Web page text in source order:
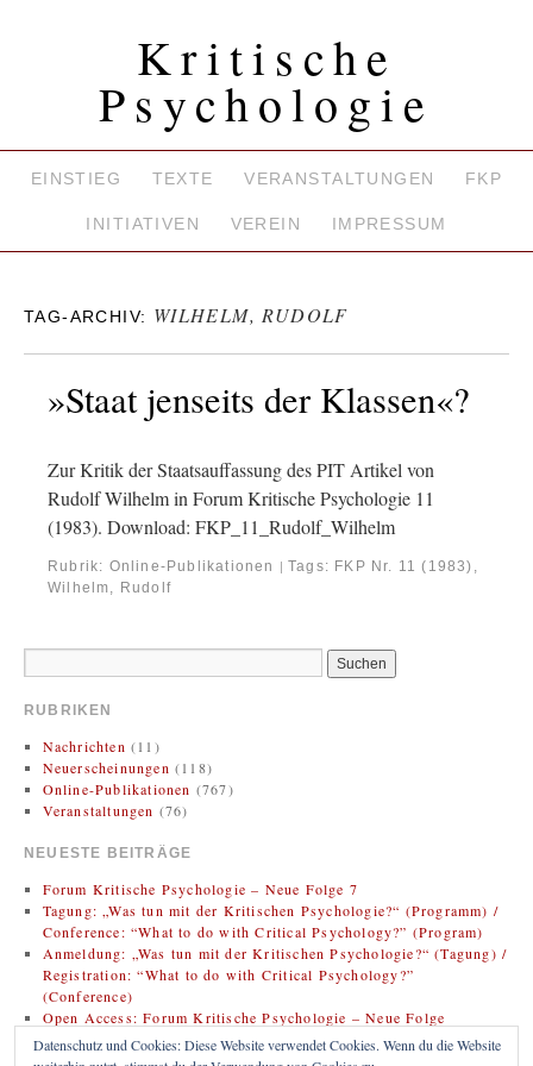
Kritische
Psychologie
EINSTIEG TEXTE VERANSTALTUNGEN FKP
INITIATIVEN VEREIN IMPRESSUM
TAG-ARCHIV: WILHELM, RUDOLF
»Staat jenseits der Klassen«?
Zur Kritik der Staatsauffassung des PIT Artikel von
Rudolf Wilhelm in Forum Kritische Psychologie 11
(1983). Download: FKP_11_Rudolf_Wilhelm
Rubrik: Online-Publikationen | Tags: FKP Nr. 11 (1983) ,
Wilhelm, Rudolf
RUBRIKEN
Nachrichten (11)
Neuerscheinungen (118)
Online-Publikationen (767)
Veranstaltungen (76)
NEUESTE BEITRÄGE
Forum Kritische Psychologie – Neue Folge 7
Tagung: „Was tun mit der Kritischen Psychologie?“ (Programm) /
Conference: “What to do with Critical Psychology?” (Program)
Anmeldung: „Was tun mit der Kritischen Psychologie?“ (Tagung) /
Registration: “What to do with Critical Psychology?”
(Conference)
Open Access: Forum Kritische Psychologie – Neue Folge
(Zweitveröffentlichung)
Rezension: Bregman, Rutger (2020). Im Grunde gut: Eine neue
Datenschutz und Cookies: Diese Website verwendet Cookies. Wenn du die Website